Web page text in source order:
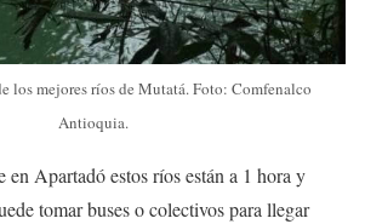
los mejores ríos de Mutatá. Foto: Comfenalco
Antioquia.
en Apartadó estos ríos están a 1 hora y
tomar buses o colectivos para llegar